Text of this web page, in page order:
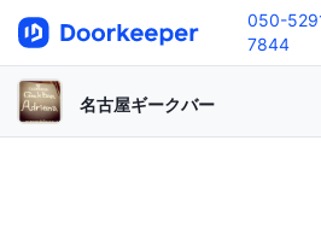
050-
7844
名古屋ギークバー